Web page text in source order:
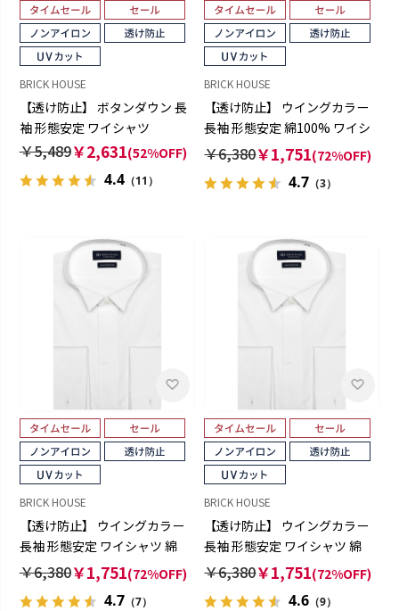
BRICK HOUSE
【透け防止】 ボタンダウン 長
袖 形態安定 ワイシャツ
￥5,489￥2,631(52%OFF)
4.4（11）
BRICK HOUSE
【透け防止】 ウイングカラー
長袖 形態安定 綿100% ワイシ
ャツ 白無地
￥6,380￥1,751(72%OFF)
4.7 （3）
BRICK HOUSE
【透け防止】 ウイングカラー
長袖 形態安定 ワイシャツ 綿
100%
￥6,380￥1,751(72%OFF)
4.7（7）
BRICK HOUSE
【透け防止】 ウイングカラー
長袖 形態安定 ワイシャツ 綿
100%
￥6,380￥1,751(72%OFF)
4.6 （9）